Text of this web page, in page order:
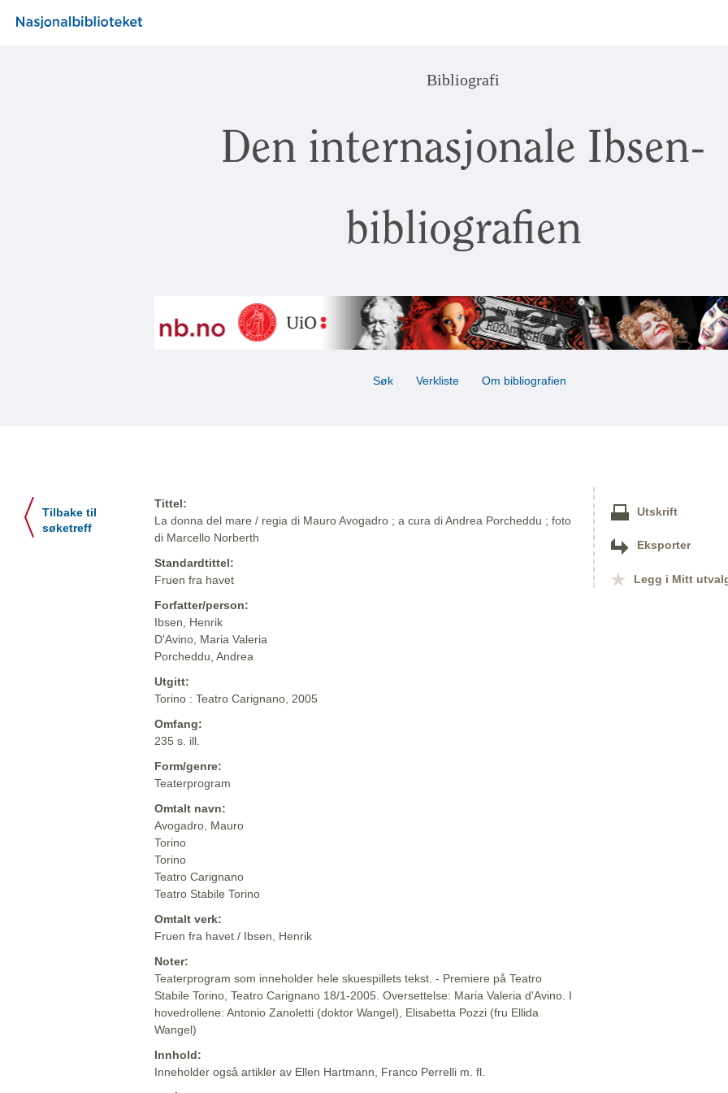
Bibliografi
Den internasjonale Ibsen-
bibliografien
Søk Verkliste Om bibliografien
Tilbake til
søketreff
Tittel:
La donna del mare / regia di Mauro Avogadro ; a cura di Andrea Porcheddu ; foto
di Marcello Norberth
Standardtittel:
Fruen fra havet
Forfatter/person:
Ibsen, Henrik
D'Avino, Maria Valeria
Porcheddu, Andrea
Utgitt:
Torino : Teatro Carignano, 2005
Omfang:
235 s. ill.
Form/genre:
Teaterprogram
Omtalt navn:
Avogadro, Mauro
Torino
Torino
Teatro Carignano
Teatro Stabile Torino
Omtalt verk:
Fruen fra havet / Ibsen, Henrik
Noter:
Teaterprogram som inneholder hele skuespillets tekst. - Premiere på Teatro
Stabile Torino, Teatro Carignano 18/1-2005. Oversettelse: Maria Valeria d'Avino. I
hovedrollene: Antonio Zanoletti (doktor Wangel), Elisabetta Pozzi (fru Ellida
Wangel)
Innhold:
Inneholder også artikler av Ellen Hartmann, Franco Perrelli m. fl.
Utskrift
Eksporter
Legg i Mitt